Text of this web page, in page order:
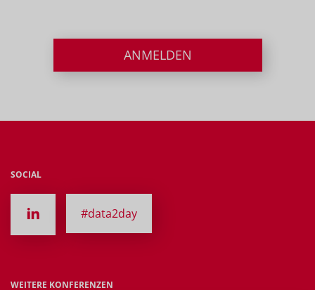
ANMELDEN
SOCIAL
#data2day
WEITERE KONFERENZEN